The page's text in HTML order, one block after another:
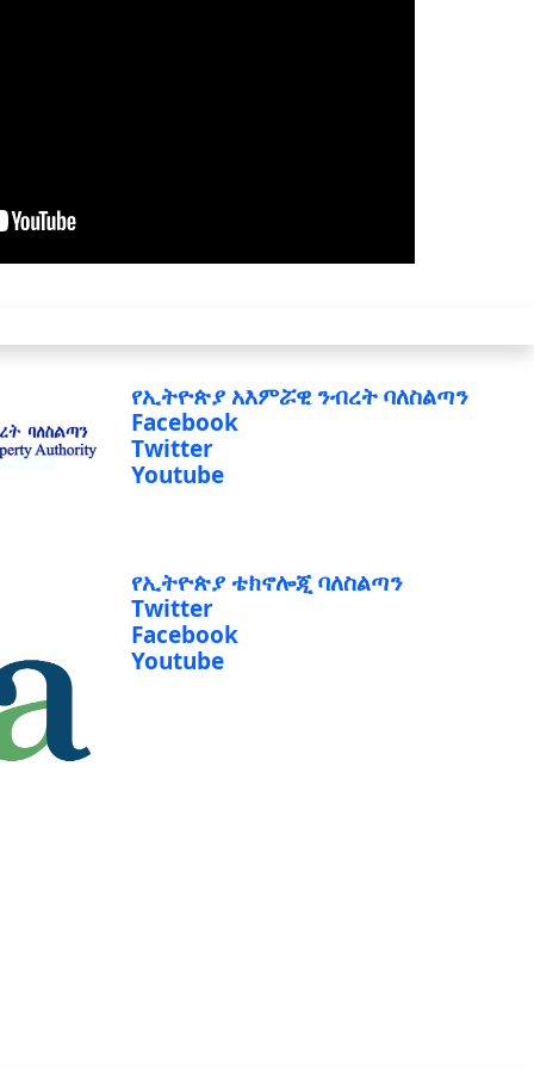
የኢትዮጵያ አእምሯዊ ንብረት ባለስልጣን
Facebook
Twitter
Youtube
የኢትዮጵያ ቴክኖሎጂ ባለስልጣን
Twitter
Facebook
Youtube